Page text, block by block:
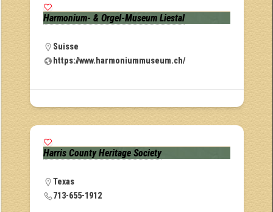
Harmonium- & Orgel-Museum Liestal
Suisse
https://www.harmoniummuseum.ch/
Harris County Heritage Society
Texas
713-655-1912